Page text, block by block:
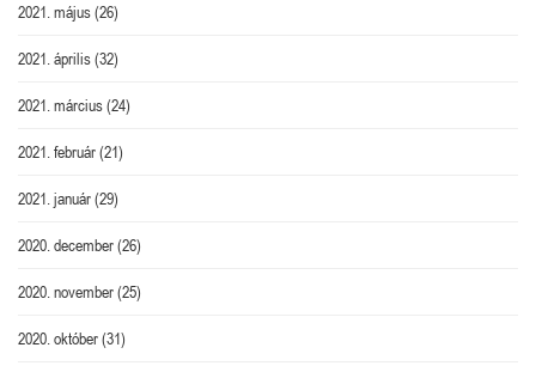
2021. május(26)
2021. április(32)
2021. március(24)
2021. február(21)
2021. január(29)
2020. december(26)
2020. november(25)
2020. október(31)